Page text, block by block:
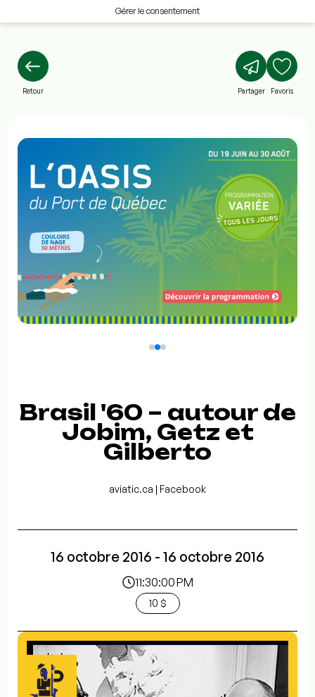
Gérer le consentement
Retour Partager Favoris
Brasil '60 – autour de
Jobim, Getz et
Gilberto
aviatic.ca | Facebook
16 octobre 2016 - 16 octobre 2016
11:30:00 PM
10 $